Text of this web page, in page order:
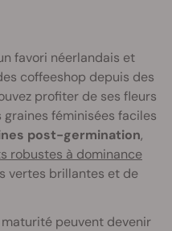
favori néerlandais et
coffeeshop depuis des
profiter de ses fleurs
féminisées faciles
post-germination,
robustes à dominance
vertes brillantes et de
peuvent devenir